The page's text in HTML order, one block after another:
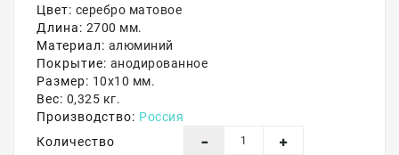
Цвет: серебро матовое
Длина: 2700 мм.
Материал: алюминий
Покрытие: анодированное
Размер: 10х10 мм.
Вес: 0,325 кг.
Производство: Россия
Количество